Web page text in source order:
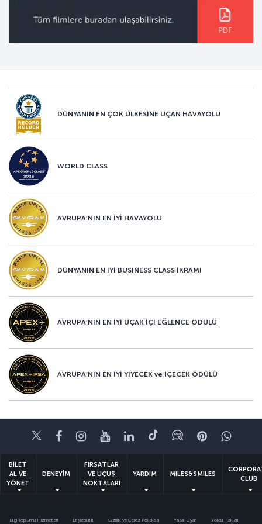
DÜNYANIN EN ÇOK ÜLKESİNE UÇAN HAVAYOLU
WORLD CLASS
AVRUPA’NIN EN İYİ HAVAYOLU
DÜNYANIN EN İYİ BUSINESS CLASS İKRAMI
AVRUPA’NIN EN İYİ UÇAK İÇİ EĞLENCE ÖDÜLÜ
AVRUPA’NIN EN İYİ YİYECEK ve İÇECEK ÖDÜLÜ
TwitterFacebookInstagram
YoutubeLinkedIn
TiktokBlogPinterest
BİLET
AL VE
YÖNET
DENEYİM
FIRSATLAR
VE UÇUŞ
NOKTALARI
YARDIM MILES&SMILES
CLUB
Bilgi Toplumu Hizmetleri Erişilebilirlik Gizlilik ve Çerez Politikası Yasal Uyarı Yolcu Hakları